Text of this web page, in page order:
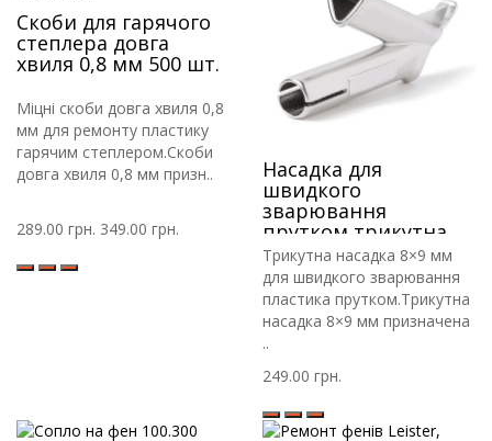
Скоби для гарячого
степлера довга
хвиля 0,8 мм 500 шт.
Міцні скоби довга хвиля 0,8
мм для ремонту пластику
гарячим степлером.Скоби
довга хвиля 0,8 мм призн..
289.00 грн. 349.00 грн.
Насадка для
швидкого
зварювання
прутком трикутна
8*9мм Leister 106.993
Трикутна насадка 8×9 мм
для швидкого зварювання
пластика прутком.Трикутна
насадка 8×9 мм призначена
..
249.00 грн.